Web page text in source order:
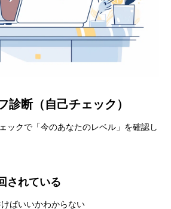
診断（自己チェック）
ックで「今のあなたのレベル」を確認し
されている
ばいいかわからない